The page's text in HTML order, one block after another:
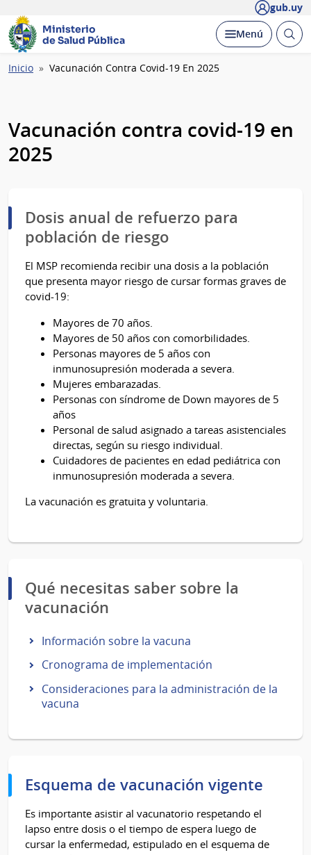
gub.uy
Ministerio
de Salud Pública
Desplegar
Menú Abrir
Ruta
Inicio Vacunación Contra Covid-19 En 2025
Vacunación contra covid-19 en
2025
Dosis anual de refuerzo para
población de riesgo
El MSP recomienda recibir una dosis a la población
que presenta mayor riesgo de cursar formas graves de
covid-19:
Mayores de 70 años.
Mayores de 50 años con comorbilidades.
Personas mayores de 5 años con
inmunosupresión moderada a severa.
Mujeres embarazadas.
Personas con síndrome de Down mayores de 5
años
Personal de salud asignado a tareas asistenciales
directas, según su riesgo individual.
Cuidadores de pacientes en edad pediátrica con
inmunosupresión moderada a severa.
La vacunación es gratuita y voluntaria.
Qué necesitas saber sobre la
vacunación
Información sobre la vacuna
Cronograma de implementación
Consideraciones para la administración de la
vacuna
Esquema de vacunación vigente
Es importante asistir al vacunatorio respetando el
lapso entre dosis o el tiempo de espera luego de
cursar la enfermedad, estipulado en el esquema de